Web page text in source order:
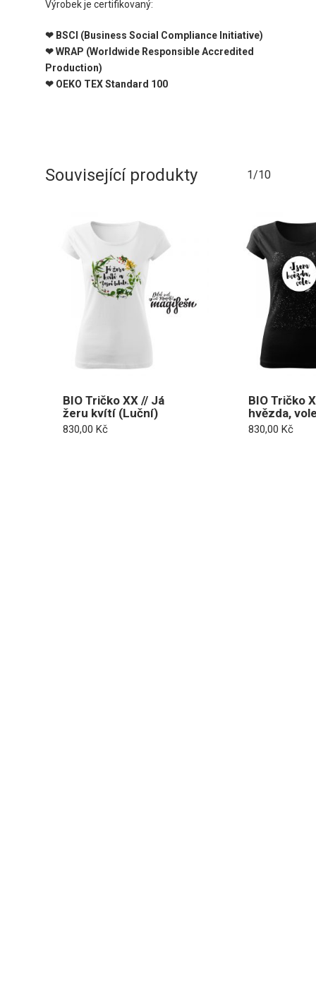
Výrobek je certifikovaný:
❤ BSCI (Business Social Compliance Initiative)
❤ WRAP (Worldwide Responsible Accredited
Production)
❤ OEKO TEX Standard 100
Související produkty 1/10
BIO Tričko XX // Já
žeru kvítí (Luční)
830,00 Kč
BIO Tričko
hvězda,
830,00 Kč